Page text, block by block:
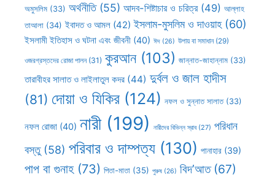
অমুসলিম (33) অর্থনীতি(55) আদব-শিষ্টাচার ও চরিত্র(49) আল্লাহ
তাআলা (34) ইবাদত ও আমল (42) ইসলাম-মুসলিম ও দাওয়াহ(60)
ইসলামী ইতিহাস ও ঘটনা এবং জীবনী (40) ঈদ (26) উপায় বা সমাধান(29)
ওজরগ্রস্তদের রোজা পালন(31) কুরআন(103) জান্নাত-জাহান্নাম (33)
তারাবীহর সালাত ও লাইলাতুল কদর (44) দুর্বল ও জাল হাদীস
(81) দোয়া ও যিকির (124) নফল ও সুন্নাত সালাত(33)
নফল রোজা (40) নারী(199) নারীদের বিভিন্ন স্রাব(27) পরিধান
বস্তু(58) পরিবার ও দাম্পত্য (130) পানাহার (39)
পাপ বা গুনাহ(73) পিতা-মাতা (35) পুরুষ (26) বিদ’আত(67)